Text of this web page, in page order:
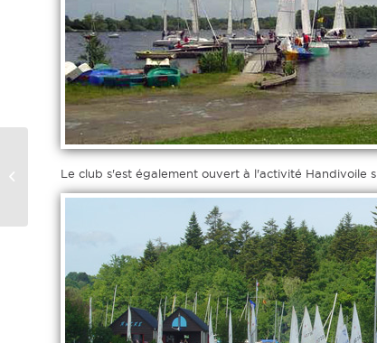
Le club s'est également ouvert à l'activité Handivoile
Trophée Breteche 3
de l’Erdre